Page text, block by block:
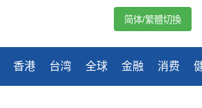
香港 台湾 全球 金融 消费
简体/繁體切換